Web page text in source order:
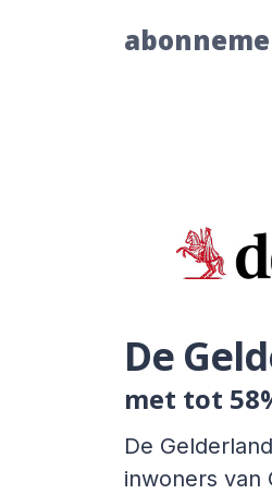
De
met tot
De
inwoners van